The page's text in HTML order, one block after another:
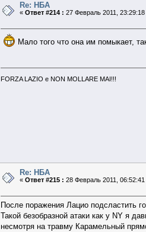
Re: НБА
«Ответ #214 : 27 Февраль 2011, 23:29:18
Мало того что она им помыкает,
FORZA LAZIO e NON MOLLARE MAI!!!
Re: НБА
«Ответ #215 : 28 Февраль 2011, 06:52:41
После поражения Лацио подсластить
Такой безобразной атаки как у NY я
несмотря на травму Карамельный